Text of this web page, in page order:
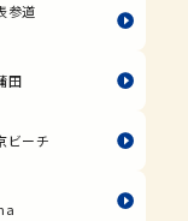
参道
田
ビーチ